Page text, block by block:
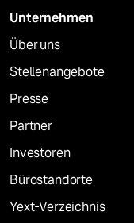
Unternehmen
Über uns
Stellenangebote
Presse
Partner
Investoren
Bürostandorte
Yext-Verzeichnis